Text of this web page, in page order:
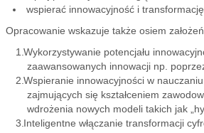
wspierać innowacyjność i
Opracowanie wskazuje także osiem
Wykorzystywanie potencjału
zaawansowanych innowacji np.
Wspieranie innowacyjności w
zajmujących się kształceniem
wdrożenia nowych modeli takich jak
Inteligentne włączanie transformacji